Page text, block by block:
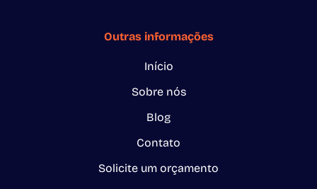
Outras informações
Início
Sobre nós
Blog
Contato
Solicite um orçamento